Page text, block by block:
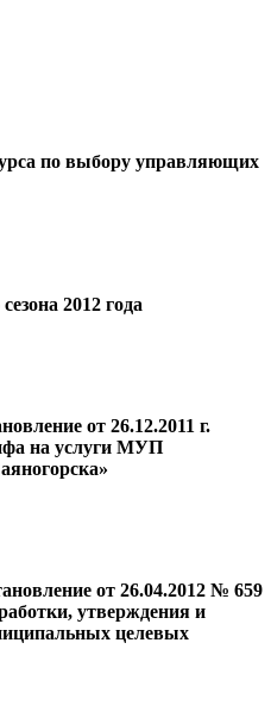
по выбору управляющих
2012 года
от 26.12.2011 г.
на услуги МУП
от 26.04.2012 № 659
утверждения и
целевых